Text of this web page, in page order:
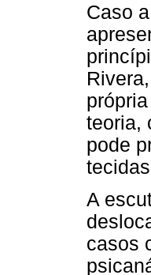
Caso
teoria,
pode
A
casos